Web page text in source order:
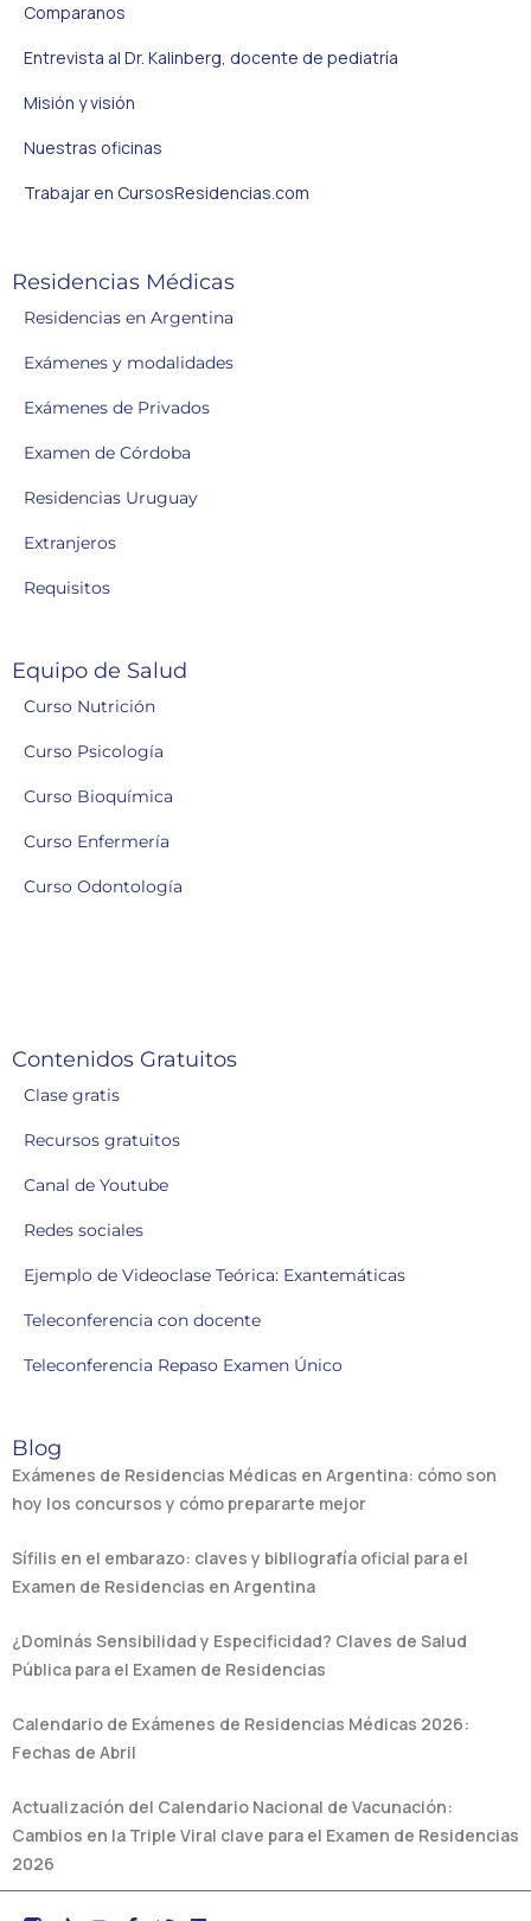
Comparanos
Entrevista al Dr. Kalinberg, docente de pediatría
Misión y visión
Nuestras oficinas
Trabajar en CursosResidencias.com
Residencias Médicas
Residencias en Argentina
Exámenes y modalidades
Exámenes de Privados
Examen de Córdoba
Residencias Uruguay
Extranjeros
Requisitos
Equipo de Salud
Curso Nutrición
Curso Psicología
Curso Bioquímica
Curso Enfermería
Curso Odontología
Contenidos Gratuitos
Clase gratis
Recursos gratuitos
Canal de Youtube
Redes sociales
Ejemplo de Videoclase Teórica: Exantemáticas
Teleconferencia con docente
Teleconferencia Repaso Examen Único
Blog
Exámenes de Residencias Médicas en Argentina: cómo son
hoy los concursos y cómo prepararte mejor
Sífilis en el embarazo: claves y bibliografía oficial para el
Examen de Residencias en Argentina
¿Dominás Sensibilidad y Especificidad? Claves de Salud
Pública para el Examen de Residencias
Calendario de Exámenes de Residencias Médicas 2026:
Fechas de Abril
Actualización del Calendario Nacional de Vacunación:
Cambios en la Triple Viral clave para el Examen de Residencias
2026